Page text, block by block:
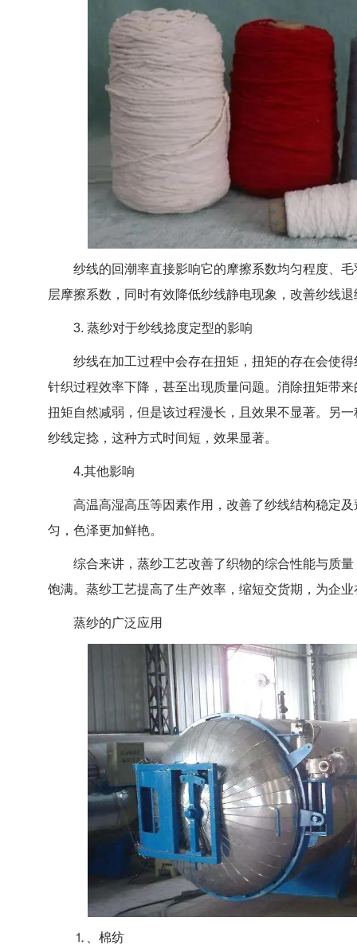
纱线的回潮率直接影响它的摩擦系数均匀程度、毛
层摩擦系数，同时有效降低纱线静电现象，改善纱线
3. 蒸纱对于纱线捻度定型的影响
纱线在加工过程中会存在扭矩，扭矩的存在会使得
针织过程效率下降，甚至出现质量问题。消除扭矩带
扭矩自然减弱，但是该过程漫长，且效果不显著。另
纱线定捻，这种方式时间短，效果显著。
4.其他影响
高温高湿高压等因素作用，改善了纱线结构稳定及
匀，色泽更加鲜艳。
综合来讲，蒸纱工艺改善了织物的综合性能与质量
饱满。蒸纱工艺提高了生产效率，缩短交货期，为企
蒸纱的广泛应用
⒈、棉纺